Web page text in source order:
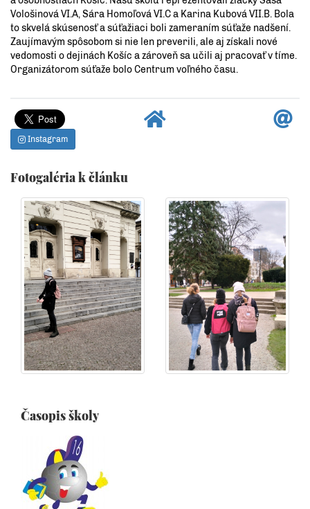
Vološinová VI.A, Sára Homoľová VI.C a Karina Kubová VII.B. Bola
to skvelá skúsenosť a súťažiaci boli zameraním súťaže nadšení.
Zaujímavým spôsobom si nie len preverili, ale aj získali nové
vedomosti o dejinách Košíc a zároveň sa učili aj pracovať v tíme.
Organizátorom súťaže bolo Centrum voľného času.
Instagram
Fotogaléria k článku
Časopis školy